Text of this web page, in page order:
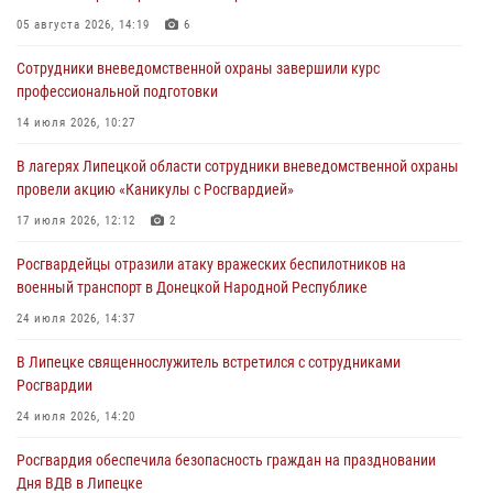
03 августа 2026, 13:43
Росгвардейцы обеспечили безопасность граждан в День Лев-
Толстовского района
03 августа 2026, 13:41
Росгвардия противодействует БПЛА ВСУ на южном направлении
(видео)
03 августа 2026, 13:39
05 августа 2026, 14:19 6
Сотрудники вневедомственной охраны завершили курс
профессиональной подготовки
14 июля 2026, 10:27
В лагерях Липецкой области сотрудники вневедомственной охраны
провели акцию «Каникулы с Росгвардией»
17 июля 2026, 12:12 2
Росгвардейцы отразили атаку вражеских беспилотников на
военный транспорт в Донецкой Народной Республике
24 июля 2026, 14:37
В Липецке священнослужитель встретился с сотрудниками
Росгвардии
24 июля 2026, 14:20
Росгвардия обеспечила безопасность граждан на праздновании
Дня ВДВ в Липецке